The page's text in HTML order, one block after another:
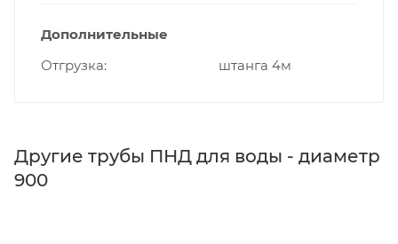
Дополнительные
Отгрузка
штанга 4м
Другие трубы ПНД для воды - диаметр
900